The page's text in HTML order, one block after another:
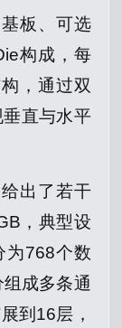
板、可选
构成，每
，通过双
垂直与水平
出了若干
，典型设
为768个数
成多条通
到16层，